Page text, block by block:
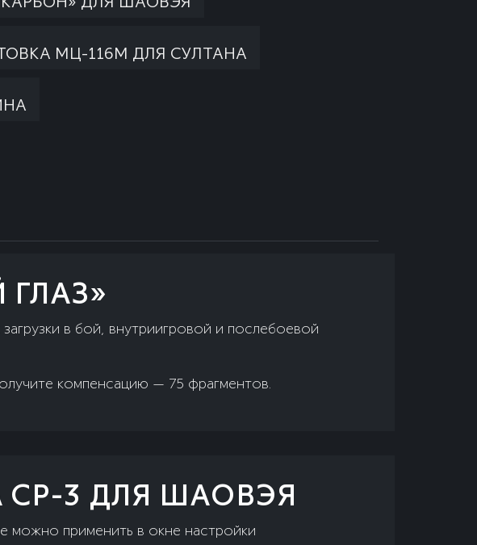
МЦ-116М ДЛЯ СУЛТАНА
в бой, внутриигровой и послебоевой
компенсацию — 75 фрагментов.
3 ДЛЯ ШАОВЭЯ
можно применить в окне настройки